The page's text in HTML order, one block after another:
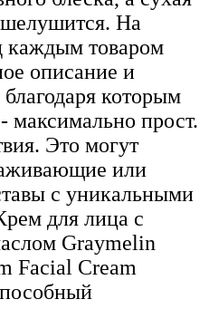
На
каждым товаром
описание и
которым
максимально прост.
Это могут
или
с уникальными
для лица с
Graymelin
Facial Cream